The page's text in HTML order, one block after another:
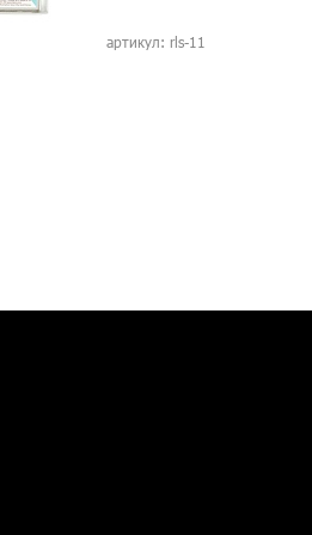
артикул: rls-11